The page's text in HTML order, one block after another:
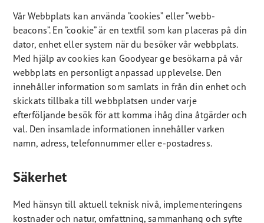
Vår Webbplats kan använda ”cookies” eller ”webb-
beacons”. En ”cookie” är en textfil som kan placeras på din
dator, enhet eller system när du besöker vår webbplats.
Med hjälp av cookies kan Goodyear ge besökarna på vår
webbplats en personligt anpassad upplevelse. Den
innehåller information som samlats in från din enhet och
skickats tillbaka till webbplatsen under varje
efterföljande besök för att komma ihåg dina åtgärder och
val. Den insamlade informationen innehåller varken
namn, adress, telefonnummer eller e-postadress.
Säkerhet
Med hänsyn till aktuell teknisk nivå, implementeringens
kostnader och natur, omfattning, sammanhang och syfte